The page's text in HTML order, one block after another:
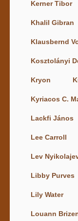
Kerner Tibor
Khalil Gibran
Klausbernd
Kosztolányi
Kryon
Kyriacos C.
Lackfi János
Lee Carroll
Lev
Libby Purves
Lily Water
Louann